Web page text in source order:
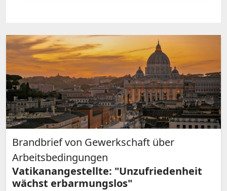
Brandbrief von Gewerkschaft über
Arbeitsbedingungen
Vatikanangestellte: "Unzufriedenheit
wächst erbarmungslos"